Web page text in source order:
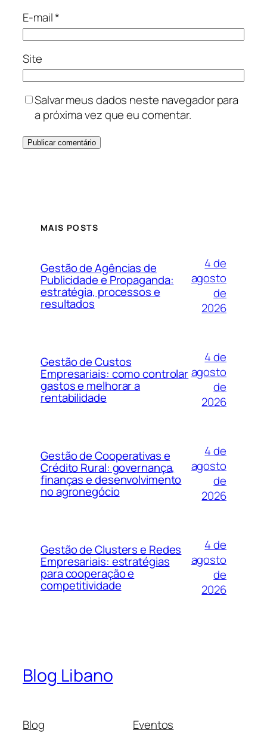
E-mail*
Site
Salvar meus dados neste navegador para
a próxima vez que eu comentar.
MAIS POSTS
Gestão de Agências de
Publicidade e Propaganda:
estratégia, processos e
resultados
4 de
agosto
de
2026
Gestão de Custos
Empresariais: como controlar
gastos e melhorar a
rentabilidade
4 de
agosto
de
2026
Gestão de Cooperativas e
Crédito Rural: governança,
finanças e desenvolvimento
no agronegócio
4 de
agosto
de
2026
Gestão de Clusters e Redes
Empresariais: estratégias
para cooperação e
competitividade
4 de
agosto
de
2026
Blog Libano
Blog
Eventos